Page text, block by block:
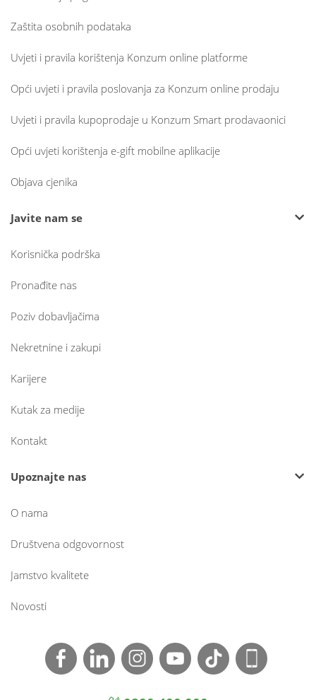
Zaštita osobnih podataka
Uvjeti i pravila korištenja Konzum online platforme
Opći uvjeti i pravila poslovanja za Konzum online prodaju
Uvjeti i pravila kupoprodaje u Konzum Smart prodavaonici
Opći uvjeti korištenja e-gift mobilne aplikacije
Objava cjenika
Javite nam se
Korisnička podrška
Pronađite nas
Poziv dobavljačima
Nekretnine i zakupi
Karijere
Kutak za medije
Kontakt
Upoznajte nas
O nama
Društvena odgovornost
Jamstvo kvalitete
Novosti